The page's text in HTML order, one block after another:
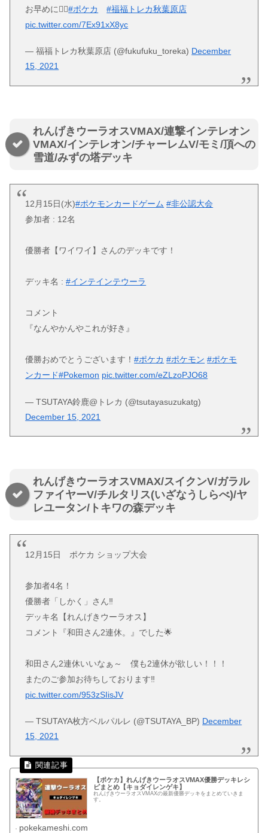
お早めに🏃‍♂️#ポケカ
#福福トレカ秋葉原店
pic.twitter.com/7Ex91xX8yc
— 福福トレカ秋葉原店 (@fukufuku_toreka) December
15, 2021
れんげきウーラオスVMAX/連撃インテレオン
VMAX/インテレオン/チャーレムV/モミ/頂への
雪道/みずの塔デッキ
12月15日(水)#ポケモンカードゲーム #非公認大会
参加者 : 12名
優勝者【ワイワイ】さんのデッキです！
デッキ名 :#インテインテウーラ
コメント
『なんやかんやこれが好き』
優勝おめでとうございます！#ポケカ #ポケモン #ポケモ
ンカード#Pokemon pic.twitter.com/eZLzoPJO68
— TSUTAYA鈴鹿@トレカ (@tsutayasuzukatg)
December 15, 2021
れんげきウーラオスVMAX/スイクンV/ガラル
ファイヤーV/チルタリス(いざなうしらべ)/ヤ
レユータン/トキワの森デッキ
12月15日 ポケカ ショップ大会
参加者4名！
優勝者「しかく」さん‼
デッキ名【れんげきウーラオス】
コメント『和田さん2連休。』でした🌟
和田さん2連休いいなぁ～ 僕も2連休が欲しい！！！
またのご参加お待ちしております‼
pic.twitter.com/953zSIisJV
— TSUTAYA枚方ベルパルレ (@TSUTAYA_BP) December
15, 2021
【ポケカ】れんげきウーラオスVMAX優勝デッキレシ
ピまとめ【キョダイレンゲキ】
れんげきウーラオスVMAXの最新優勝デッキをまとめていきま
す。
pokekameshi.com